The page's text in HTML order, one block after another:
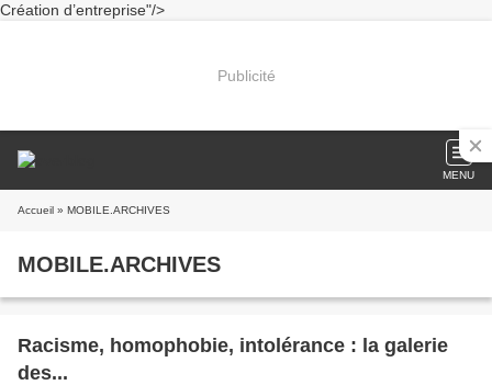
Création d’entreprise"/>
Publicité
MENU
Accueil » MOBILE.ARCHIVES
MOBILE.ARCHIVES
Racisme, homophobie, intolérance : la galerie
des...